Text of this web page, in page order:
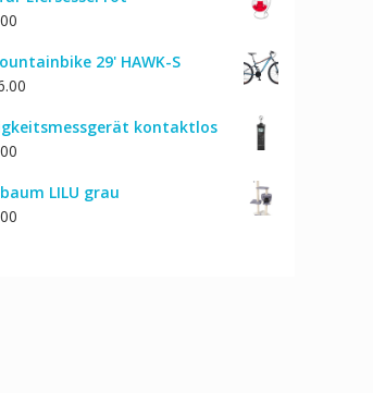
29' HAWK-S
kontaktlos
LILU grau